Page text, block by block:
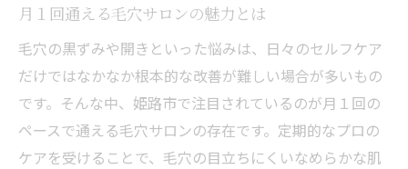
月１回通える毛穴サロンの魅力とは
毛穴の黒ずみや開きといった悩みは、日々のセルフケア
だけではなかなか根本的な改善が難しい場合が多いもの
です。そんな中、姫路市で注目されているのが月１回の
ペースで通える毛穴サロンの存在です。定期的なプロの
ケアを受けることで、毛穴の目立ちにくいなめらかな肌